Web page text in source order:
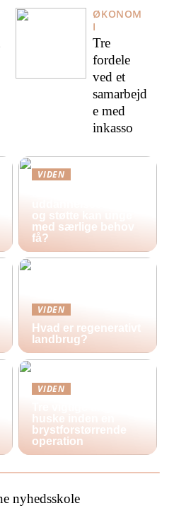
ØKONOM
I
Tre
fordele
ved et
samarbejd
e med
inkasso
VIDEN
og støtte kan unge
med særlige behov
få?
VIDEN
Hvad er regenerativt
landbrug?
VIDEN
huske inden en
brystforstørrende
operation
nyhedsskole